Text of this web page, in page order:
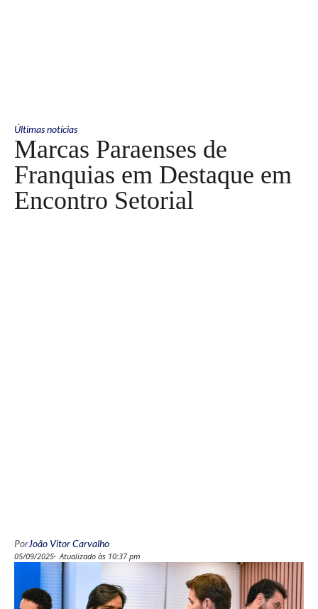
Últimas notícias
Marcas Paraenses de
Franquias em Destaque em
Encontro Setorial
PorJoão Vitor Carvalho
05/09/2025 Atualizado às 10:37 pm